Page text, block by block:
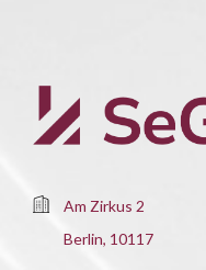
Am Zirkus 2
Berlin, 10117